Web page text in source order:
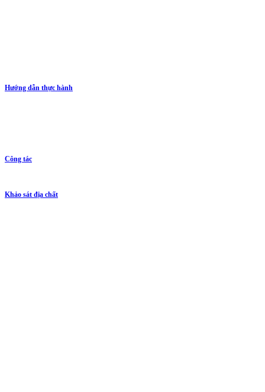
Hướng dẫn thực hành
Công tác
Khảo sát địa chất